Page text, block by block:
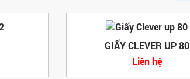
GIẤY CLEVER UP 80
Liên hệ